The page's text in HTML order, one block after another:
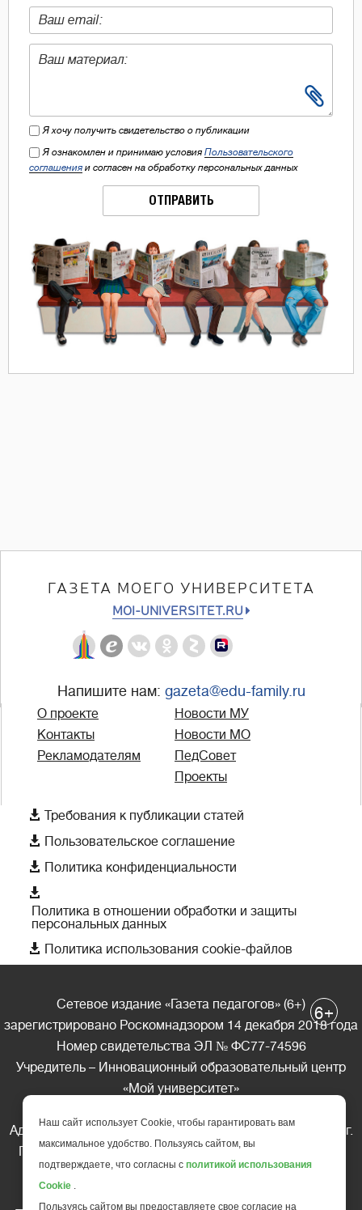
Я хочу получить свидетельство о публикации
Я ознакомлен и принимаю условия Пользовательского
соглашения и согласен на обработку персональных данных
ОТПРАВИТЬ
ГАЗЕТА МОЕГО УНИВЕРСИТЕТА
MOI-UNIVERSITET.RU
Напишите нам: gazeta@edu-family.ru
О проекте
Контакты
Рекламодателям
Новости МУ
Новости МО
ПедСовет
Проекты
 Требования к публикации статей
 Пользовательское соглашение
 Политика конфиденциальности

Политика в отношении обработки и защиты
персональных данных
 Политика использования cookie-файлов
Сетевое издание «Газета педагогов» (6+)
зарегистрировано Роскомнадзором 14 декабря 2018 года
Номер свидетельства ЭЛ № ФС77-74596
Учредитель – Инновационный образовательный центр
«Мой университет»
Адрес редакции: 185035 Россия, Республика Карелия, г.
Петрозаводск, ул. Фридриха Энгельса д.10, офис 211
Телефон редакции: +7 (499) 685-10-45
6+
Наш сайт использует Cookie, чтобы гарантировать вам
максимальное удобство. Пользуясь сайтом, вы
подтверждаете, что согласны с политикой использования
Cookie .
Пользуясь сайтом вы предоставляете свое согласие на